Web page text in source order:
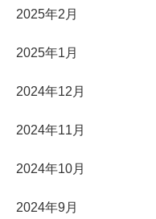
2025年2月
2025年1月
2024年12月
2024年11月
2024年10月
2024年9月